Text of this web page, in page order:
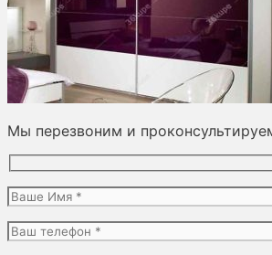
Мы перезвоним и